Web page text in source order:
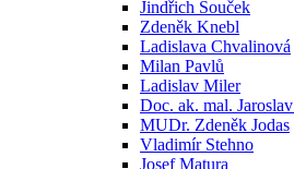
Jindřich Souček
Zdeněk Knebl
Ladislava Chvalinová
Milan Pavlů
Ladislav Miler
Doc. ak. mal.
MUDr. Zdeněk Jodas
Vladimír Stehno
Josef Matura